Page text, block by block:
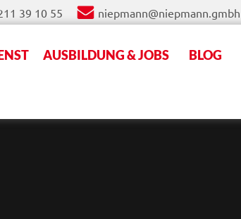
39 10 55 niepmann@niepmann.gmbh
AUSBILDUNG & JOBS BLOG